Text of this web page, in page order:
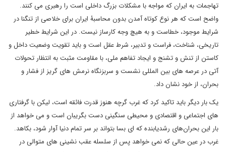
تهاجمات به ایران که مواجه با مشکلات بزرگ داخلی است را رهبری می کنند.
واضح است که هر نوع کوتاه آمدن بدون محاسبۀ ایران برای خلاصی از تنگنا در
شرایط موجود، خطاست و به هیچ وجه کارساز نیست. در این شرایط خطیر
تاریخی، شناخت، فراست و تدبیر، شرط عقل است و باید تقویت وضعیت داخل و
کاستن از تنش و تشنج و ایجاد تفاهم ملی، با مقاومت مثبت به انتظار تحولات
آتی در عرصه های بین المللی نشست و سربزنگاه نرمش های گریز از فشار و
بحران، از خود نشان داد.
یک بار دیگر باید تاکید کرد که غرب گرچه هنوز قدرت فائقه است، لیکن با گرفتاری
های اجتماعی و اقتصادی و محیطی سنگینی دست بگریبان است و می خواهد از
بار این بحران‌های رشدیابنده که ای بسا بتواند بر سر تمام دنیا آوار شود، بکاهد.
غرب در عین حالی که نمی خواهد پس از سلسله عقب نشینی های متوالی در